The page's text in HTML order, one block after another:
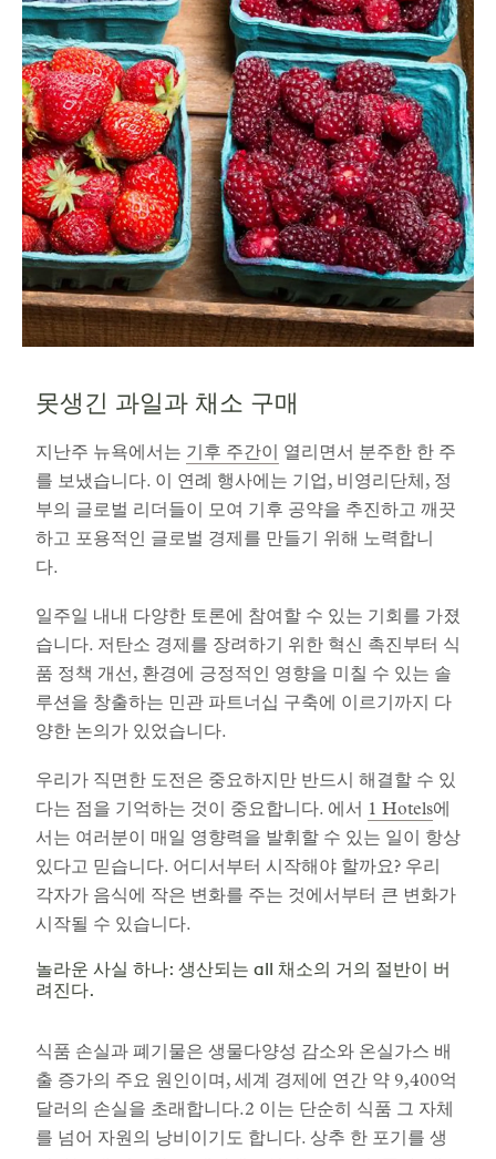
못생긴 과일과 채소 구매
지난주 뉴욕에서는 기후 주간이
열리면서 분주한 한 주
를 보냈습니다. 이 연례 행사에는 기업, 비영리단체, 정
부의 글로벌 리더들이 모여 기후 공약을 추진하고 깨끗
하고 포용적인 글로벌 경제를 만들기 위해 노력합니
다.
일주일 내내 다양한 토론에 참여할 수 있는 기회를 가졌
습니다. 저탄소 경제를 장려하기 위한 혁신 촉진부터 식
품 정책 개선, 환경에 긍정적인 영향을 미칠 수 있는 솔
루션을 창출하는 민관 파트너십 구축에 이르기까지 다
양한 논의가 있었습니다.
우리가 직면한 도전은 중요하지만 반드시 해결할 수 있
다는 점을 기억하는 것이 중요합니다. 에서 1 Hotels에
서는 여러분이 매일 영향력을 발휘할 수 있는 일이 항상
있다고 믿습니다. 어디서부터 시작해야 할까요? 우리
각자가 음식에 작은 변화를 주는 것에서부터 큰 변화가
시작될 수 있습니다.
놀라운 사실 하나: 생산되는 all 채소의 거의 절반이 버
려진다.
식품 손실과 폐기물은 생물다양성 감소와 온실가스 배
출 증가의 주요 원인이며, 세계 경제에 연간 약 9,400억
달러의 손실을 초래합니다.2 이는 단순히 식품 그 자체
를 넘어 자원의 낭비이기도 합니다. 상추 한 포기를 생